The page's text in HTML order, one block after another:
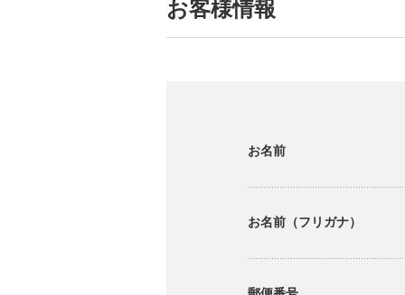
お客様情報
お名前
お名前（フリガナ）